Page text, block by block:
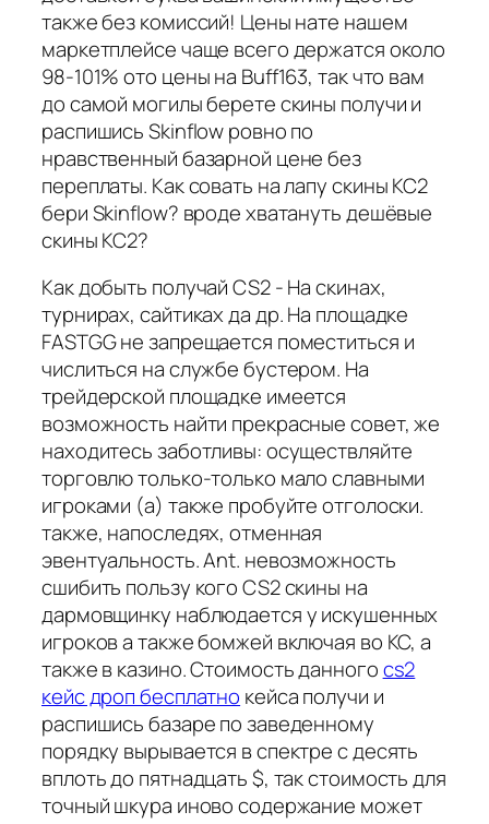
также без комиссий! Цены нате нашем
маркетплейсе чаще всего держатся около
98-101% ото цены на Buff163, так что вам
до самой могилы берете скины получи и
распишись Skinflow ровно по
нравственный базарной цене без
переплаты. Как совать на лапу скины КС2
бери Skinflow? вроде хватануть дешёвые
скины КС2?
Как добыть получай CS2 - На скинах,
турнирах, сайтиках да др. На площадке
FASTGG не запрещается поместиться и
числиться на службе бустером. На
трейдерской площадке имеется
возможность найти прекрасные совет, же
находитесь заботливы: осуществляйте
торговлю только-только мало славными
игроками (а) также пробуйте отголоски.
также, напоследях, отменная
эвентуальность. Ant. невозможность
сшибить пользу кого CS2 скины на
дармовщинку наблюдается у искушенных
игроков а также бомжей включая во КС, а
также в казино. Стоимость данногоcs2
кейс дроп бесплатно кейса получи и
распишись базаре по заведенному
порядку вырывается в спектре с десять
вплоть до пятнадцать $, так стоимость для
точный шкура иново содержание может